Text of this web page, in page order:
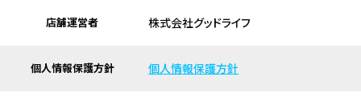
店舗運営者 株式会社グッドライフ
個人情報保護方針 個人情報保護方針